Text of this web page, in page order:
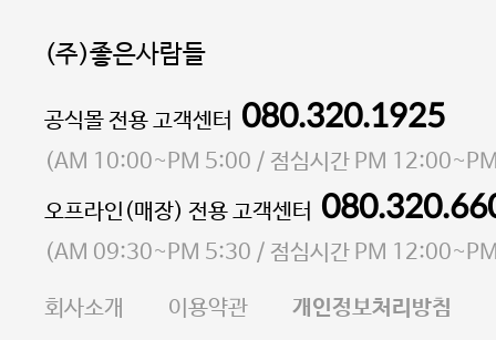
(주)좋은사람들
대표 이성현,박영환| 개인정보관리책임자 김상현
소재지 서울특별시 마포구 마포대로4다길 41 마포
통신판매업 신고번호 2023-서울마포-3931호
사업자등록번호 105-81-58242
E-MAIL goodpeople@gpin.co.kr
공식몰 전용 고객센터 080.320.1925
(AM 10:00~PM 5:00 / 점심시간 PM
오프라인(매장) 전용 고객센터
(AM 09:30~PM 5:30 / 점심시간 PM
회사소개 이용약관 개인정보처리방침